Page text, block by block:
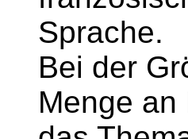
Sprache.
Bei der
Menge